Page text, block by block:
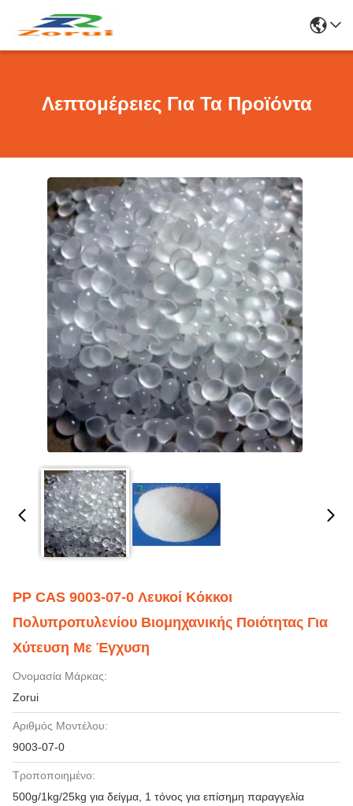
Λεπτομέρειες Για Τα Προϊόντα
PP CAS 9003-07-0 Λευκοί Κόκκοι
Πολυπροπυλενίου Βιομηχανικής Ποιότητας Για
Χύτευση Με Έγχυση
Ονομασία Μάρκας:
Zorui
Αριθμός Μοντέλου:
9003-07-0
Τροποποιημένο:
500g/1kg/25kg για δείγμα, 1 τόνος για επίσημη παραγγελία